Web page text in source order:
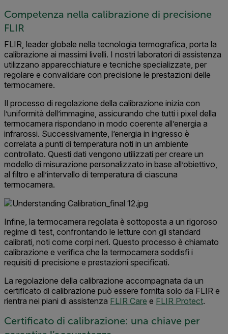
Competenza nella calibrazione di precisione
FLIR
FLIR, leader globale nella tecnologia termografica, porta la
calibrazione ai massimi livelli. I nostri laboratori di assistenza
utilizzano apparecchiature e tecniche specializzate, per
regolare e convalidare con precisione le prestazioni delle
termocamere.
Il processo di regolazione della calibrazione inizia con
l’uniformità dell’immagine, assicurando che tutti i pixel della
termocamera rispondano in modo coerente all’energia a
infrarossi. Successivamente, l’energia in ingresso è
correlata a punti di temperatura noti in un ambiente
controllato. Questi dati vengono utilizzati per creare un
modello di misurazione personalizzato in base all’obiettivo,
al filtro e all’intervallo di temperatura di ciascuna
termocamera.
Infine, la termocamera regolata è sottoposta a un rigoroso
regime di test, confrontando le letture con gli standard
calibrati, noti come corpi neri. Questo processo è chiamato
calibrazione e verifica che la termocamera soddisfi i
requisiti di precisione e prestazioni specificati.
La regolazione della calibrazione accompagnata da un
certificato di calibrazione può essere fornita solo da FLIR e
rientra nei piani di assistenza FLIR Care e FLIR Protect.
Certificato di calibrazione: una chiave per